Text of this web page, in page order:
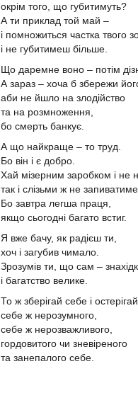
окрім того, що губитимуть?
А ти приклад той май –
і помножиться частка твого
і не губитимеш більше.
Що даремне воно – потім
А зараз – хоча б збережи
аби не йшло на злодійство
та на розмноження,
бо смерть банкує.
А що найкраще – то труд.
Бо він і є добро.
Хай мізерним заробком і не
так і слізьми ж не
Бо завтра легша праця,
якщо сьогодні багато встиг.
Я вже бачу, як радієш ти,
хоч і загубив чимало.
Зрозумів ти, що сам –
і багатство велике.
То ж зберігай себе і
себе ж нерозумного,
себе ж нерозважливого,
гордовитого чи зневіреного
та занепалого себе.